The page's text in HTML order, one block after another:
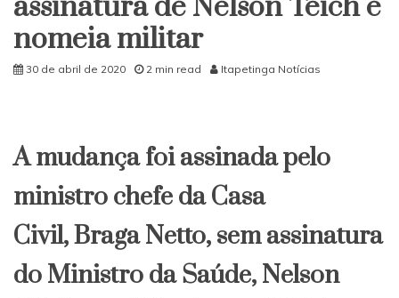
assinatura de Nelson Teich e
nomeia militar
30 de abril de 2020 2 min read Itapetinga Notícias
A mudança foi assinada pelo
ministro chefe da Casa
Civil, Braga Netto, sem assinatura
do Ministro da Saúde, Nelson